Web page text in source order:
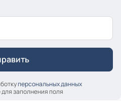
персональных данных
заполнения поля